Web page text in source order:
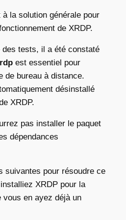
la solution générale pour
de XRDP.
tests, il a été constaté
est essentiel pour
de bureau à distance.
désinstallé
XRDP.
pas installer le paquet
dépendances
suivantes pour résoudre ce
XRDP pour la
vous en ayez déjà un